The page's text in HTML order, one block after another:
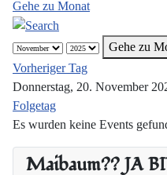
Maibaum?? JA
Gehe zu Monat
Gehe zu
Vorheriger Tag
Donnerstag, 20. November
Folgetag
Es wurden keine Events